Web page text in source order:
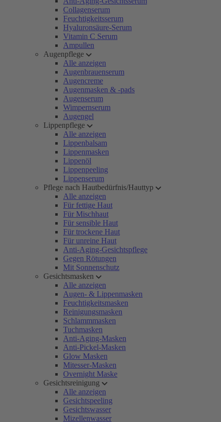
Collagenserum
Feuchtigkeitsserum
Hyaluronsäure-Serum
Vitamin C Serum
Ampullen
Augenpflege
Alle anzeigen
Augenbrauenserum
Augencreme
Augenmasken & -pads
Augenserum
Wimpernserum
Augengel
Lippenpflege
Alle anzeigen
Lippenbalsam
Lippenmasken
Lippenöl
Lippenpeeling
Lippenserum
Pflege nach Hautbedürfnis/Hauttyp
Alle anzeigen
Für fettige Haut
Für Mischhaut
Für sensible Haut
Für trockene Haut
Für unreine Haut
Anti-Aging-Gesichtspflege
Gegen Rötungen
Mit Sonnenschutz
Gesichtsmasken
Alle anzeigen
Augen- & Lippenmasken
Feuchtigkeitsmasken
Reinigungsmasken
Schlammmasken
Tuchmasken
Anti-Aging-Masken
Anti-Pickel-Masken
Glow Masken
Mitesser-Masken
Overnight Maske
Gesichtsreinigung
Alle anzeigen
Gesichtspeeling
Gesichtswasser
Mizellenwasser